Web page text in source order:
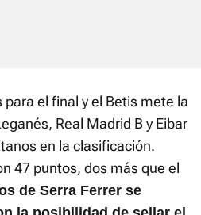
el final y el Betis mete la
Real Madrid B y Eibar
en la clasificación.
47 puntos, dos más que el
de Serra Ferrer se